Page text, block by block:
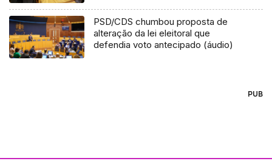
PSD/CDS chumbou proposta de
alteração da lei eleitoral que
defendia voto antecipado (áudio)
PUB